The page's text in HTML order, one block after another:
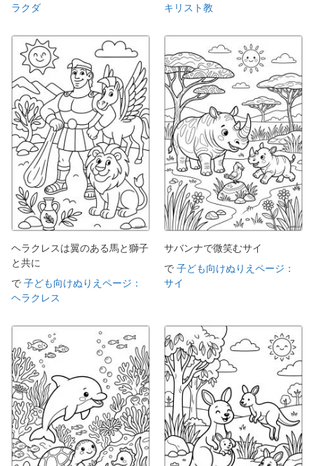
ラクダ
キリスト教
ヘラクレスは翼のある馬と獅子
と共に
で 子ども向けぬりえページ：
ヘラクレス
サバンナで微笑むサイ
で 子ども向けぬりえページ：
サイ